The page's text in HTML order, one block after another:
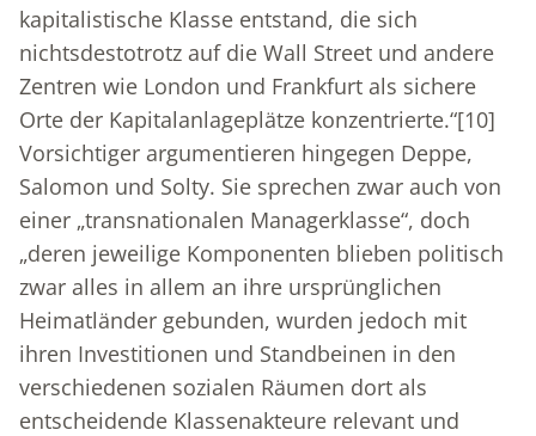
kapitalistische Klasse entstand, die sich
nichtsdestotrotz auf die Wall Street und andere
Zentren wie London und Frankfurt als sichere
Orte der Kapitalanlageplätze konzentrierte.“[10]
Vorsichtiger argumentieren hingegen Deppe,
Salomon und Solty. Sie sprechen zwar auch von
einer „transnationalen Managerklasse“, doch
„deren jeweilige Komponenten blieben politisch
zwar alles in allem an ihre ursprünglichen
Heimatländer gebunden, wurden jedoch mit
ihren Investitionen und Standbeinen in den
verschiedenen sozialen Räumen dort als
entscheidende Klassenakteure relevant und